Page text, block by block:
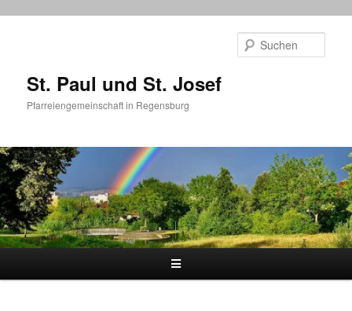
St. Paul und St. Josef
Pfarreiengemeinschaft in Regensburg